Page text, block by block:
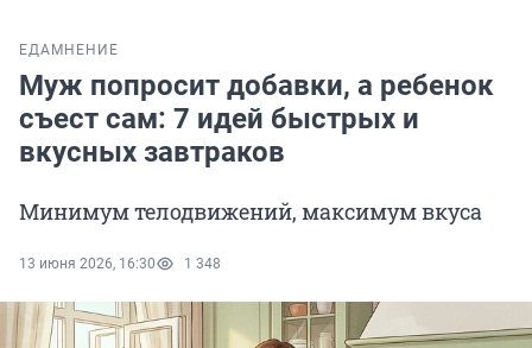
ЕДА МНЕНИЕ
Муж попросит добавки, а ребенок
съест сам: 7 идей быстрых и
вкусных завтраков
Минимум телодвижений, максимум вкуса
13 июня 2026, 16:30 1 348